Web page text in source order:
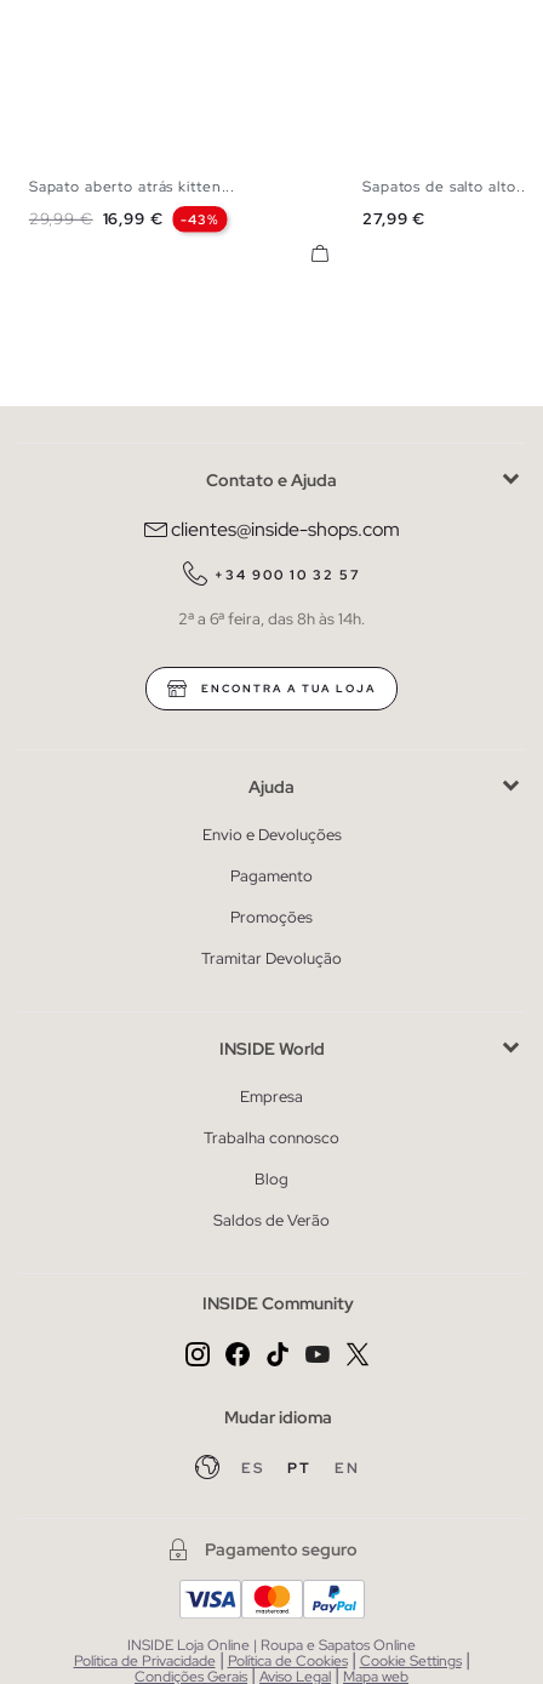
Sapato aberto atrás kitten...
Preço normal
29,99 € Preço
16,99 € -43%
Sapatos de salto alto...
Preço
27,99 €
Contato e Ajuda
clientes@inside-shops.com
+34 900 10 32 57
2ª a 6ª feira, das 8h às 14h.
ENCONTRA A TUA LOJA
Ajuda
Envio e Devoluções
Pagamento
Promoções
Tramitar Devolução
INSIDE World
Empresa
Trabalha connosco
Blog
Saldos de Verão
INSIDE Community
Mudar idioma
ES PT EN
Pagamento seguro
INSIDE Loja Online | Roupa e Sapatos Online
Política de Privacidade | Política de Cookies | Cookie Settings |
Condições Gerais|Aviso Legal| Mapa web